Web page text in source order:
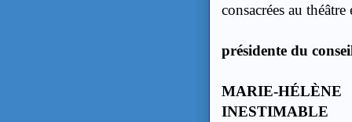
consacrées au
présidente du
MARIE-
INESTIMABLE